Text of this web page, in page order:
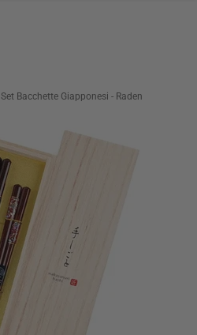
Set Bacchette Giapponesi - Raden